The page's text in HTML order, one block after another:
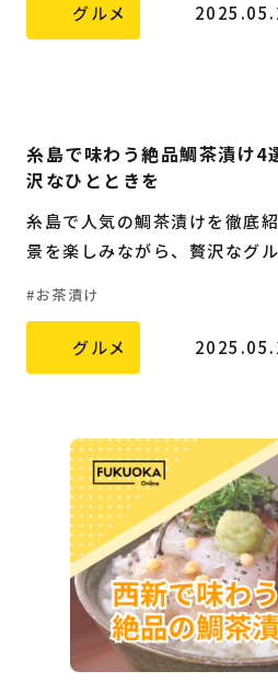
グルメ
糸島で味わう絶品鯛茶漬け4
沢なひとときを
糸島で人気の鯛茶漬けを徹底
景を楽しみながら、贅沢なグ
お茶漬け
グルメ